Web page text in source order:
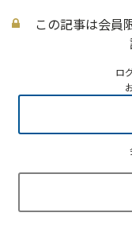
この記事は会員
ロ